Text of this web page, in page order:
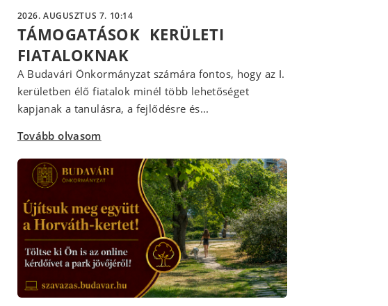
2026. AUGUSZTUS 7. 10:14
TÁMOGATÁSOK KERÜLETI
FIATALOKNAK
A Budavári Önkormányzat számára fontos, hogy az I.
kerületben élő fiatalok minél több lehetőséget
kapjanak a tanulásra, a fejlődésre és...
Tovább olvasom